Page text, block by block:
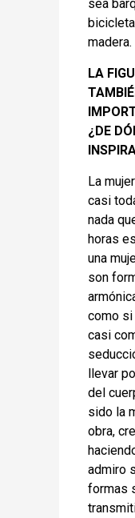
sea
madera.
LA
¿DE
La
casi
nada
horas
una
son
como si
casi
llevar
del
sido la
obra,
admiro
formas